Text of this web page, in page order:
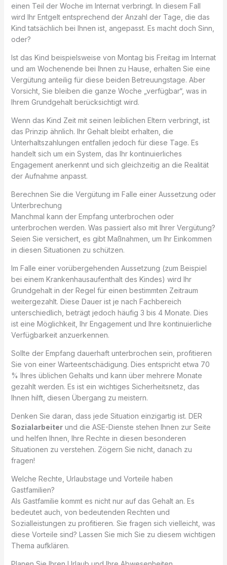
einen Teil der Woche im Internat verbringt. In diesem Fall
wird Ihr Entgelt entsprechend der Anzahl der Tage, die das
Kind tatsächlich bei Ihnen ist, angepasst. Es macht doch Sinn,
oder?
Ist das Kind beispielsweise von Montag bis Freitag im Internat
und am Wochenende bei Ihnen zu Hause, erhalten Sie eine
Vergütung anteilig für diese beiden Betreuungstage. Aber
Vorsicht, Sie bleiben die ganze Woche „verfügbar“, was in
Ihrem Grundgehalt berücksichtigt wird.
Wenn das Kind Zeit mit seinen leiblichen Eltern verbringt, ist
das Prinzip ähnlich. Ihr Gehalt bleibt erhalten, die
Unterhaltszahlungen entfallen jedoch für diese Tage. Es
handelt sich um ein System, das Ihr kontinuierliches
Engagement anerkennt und sich gleichzeitig an die Realität
der Aufnahme anpasst.
Berechnen Sie die Vergütung im Falle einer Aussetzung oder
Unterbrechung
Manchmal kann der Empfang unterbrochen oder
unterbrochen werden. Was passiert also mit Ihrer Vergütung?
Seien Sie versichert, es gibt Maßnahmen, um Ihr Einkommen
in diesen Situationen zu schützen.
Im Falle einer vorübergehenden Aussetzung (zum Beispiel
bei einem Krankenhausaufenthalt des Kindes) wird Ihr
Grundgehalt in der Regel für einen bestimmten Zeitraum
weitergezahlt. Diese Dauer ist je nach Fachbereich
unterschiedlich, beträgt jedoch häufig 3 bis 4 Monate. Dies
ist eine Möglichkeit, Ihr Engagement und Ihre kontinuierliche
Verfügbarkeit anzuerkennen.
Sollte der Empfang dauerhaft unterbrochen sein, profitieren
Sie von einer Warteentschädigung. Dies entspricht etwa 70
% Ihres üblichen Gehalts und kann über mehrere Monate
gezahlt werden. Es ist ein wichtiges Sicherheitsnetz, das
Ihnen hilft, diesen Übergang zu meistern.
Denken Sie daran, dass jede Situation einzigartig ist. DER
Sozialarbeiterund die ASE-Dienste stehen Ihnen zur Seite
und helfen Ihnen, Ihre Rechte in diesen besonderen
Situationen zu verstehen. Zögern Sie nicht, danach zu
fragen!
Welche Rechte, Urlaubstage und Vorteile haben
Gastfamilien?
Als Gastfamilie kommt es nicht nur auf das Gehalt an. Es
bedeutet auch, von bedeutenden Rechten und
Sozialleistungen zu profitieren. Sie fragen sich vielleicht, was
diese Vorteile sind? Lassen Sie mich Sie zu diesem wichtigen
Thema aufklären.